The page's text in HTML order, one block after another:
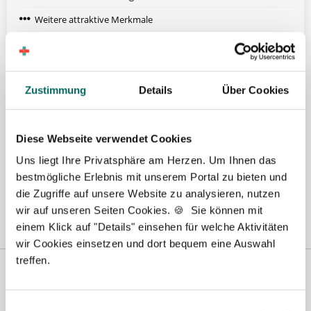
Zustimmung Details Über Cookies
Diese Webseite verwendet Cookies
Uns liegt Ihre Privatsphäre am Herzen. Um Ihnen das
bestmögliche Erlebnis mit unserem Portal zu bieten und
die Zugriffe auf unsere Website zu analysieren, nutzen
wir auf unseren Seiten Cookies. 🍪 Sie können mit
einem Klick auf "Details" einsehen für welche Aktivitäten
wir Cookies einsetzen und dort bequem eine Auswahl
treffen.
Weitere attraktive Merkmale
Hier finden Sie aktuelle Stellenangebote in Ihrer
Wunschregion:
Hamburg |Hannover|Heilbronn |Ingolstadt
Magdeburg|Mönchengladbach|München |Münster| Neu-Ulm
Pforzheim|Schweinfurt|Stendal|Stuttgart|Waren|Wiesbaden|
Wilhelmshaven |